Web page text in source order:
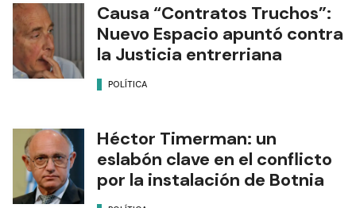
Causa “Contratos Truchos”:
Nuevo Espacio apuntó contra
la Justicia entrerriana
POLÍTICA
Héctor Timerman: un
eslabón clave en el conflicto
por la instalación de Botnia